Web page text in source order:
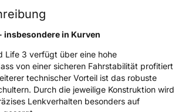
B
72
/ Alpine-Symbol Nein
insbesondere in Kurven
Life 3 verfügt über eine hohe
von einer sicheren Fahrstabilität profitiert
technischer Vorteil ist das robuste
Durch die jeweilige Konstruktion wird
Lenkverhalten besonders auf